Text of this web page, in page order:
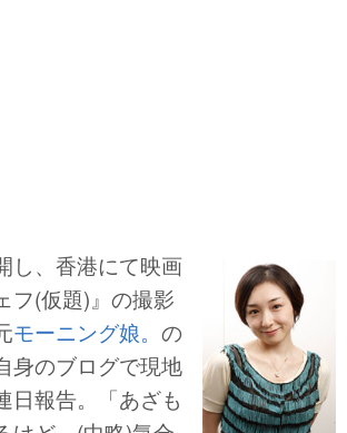
し、香港にて映画
フ(仮題)』の撮影
モーニング娘。 の
身のブログで現地
日報告。「あざも